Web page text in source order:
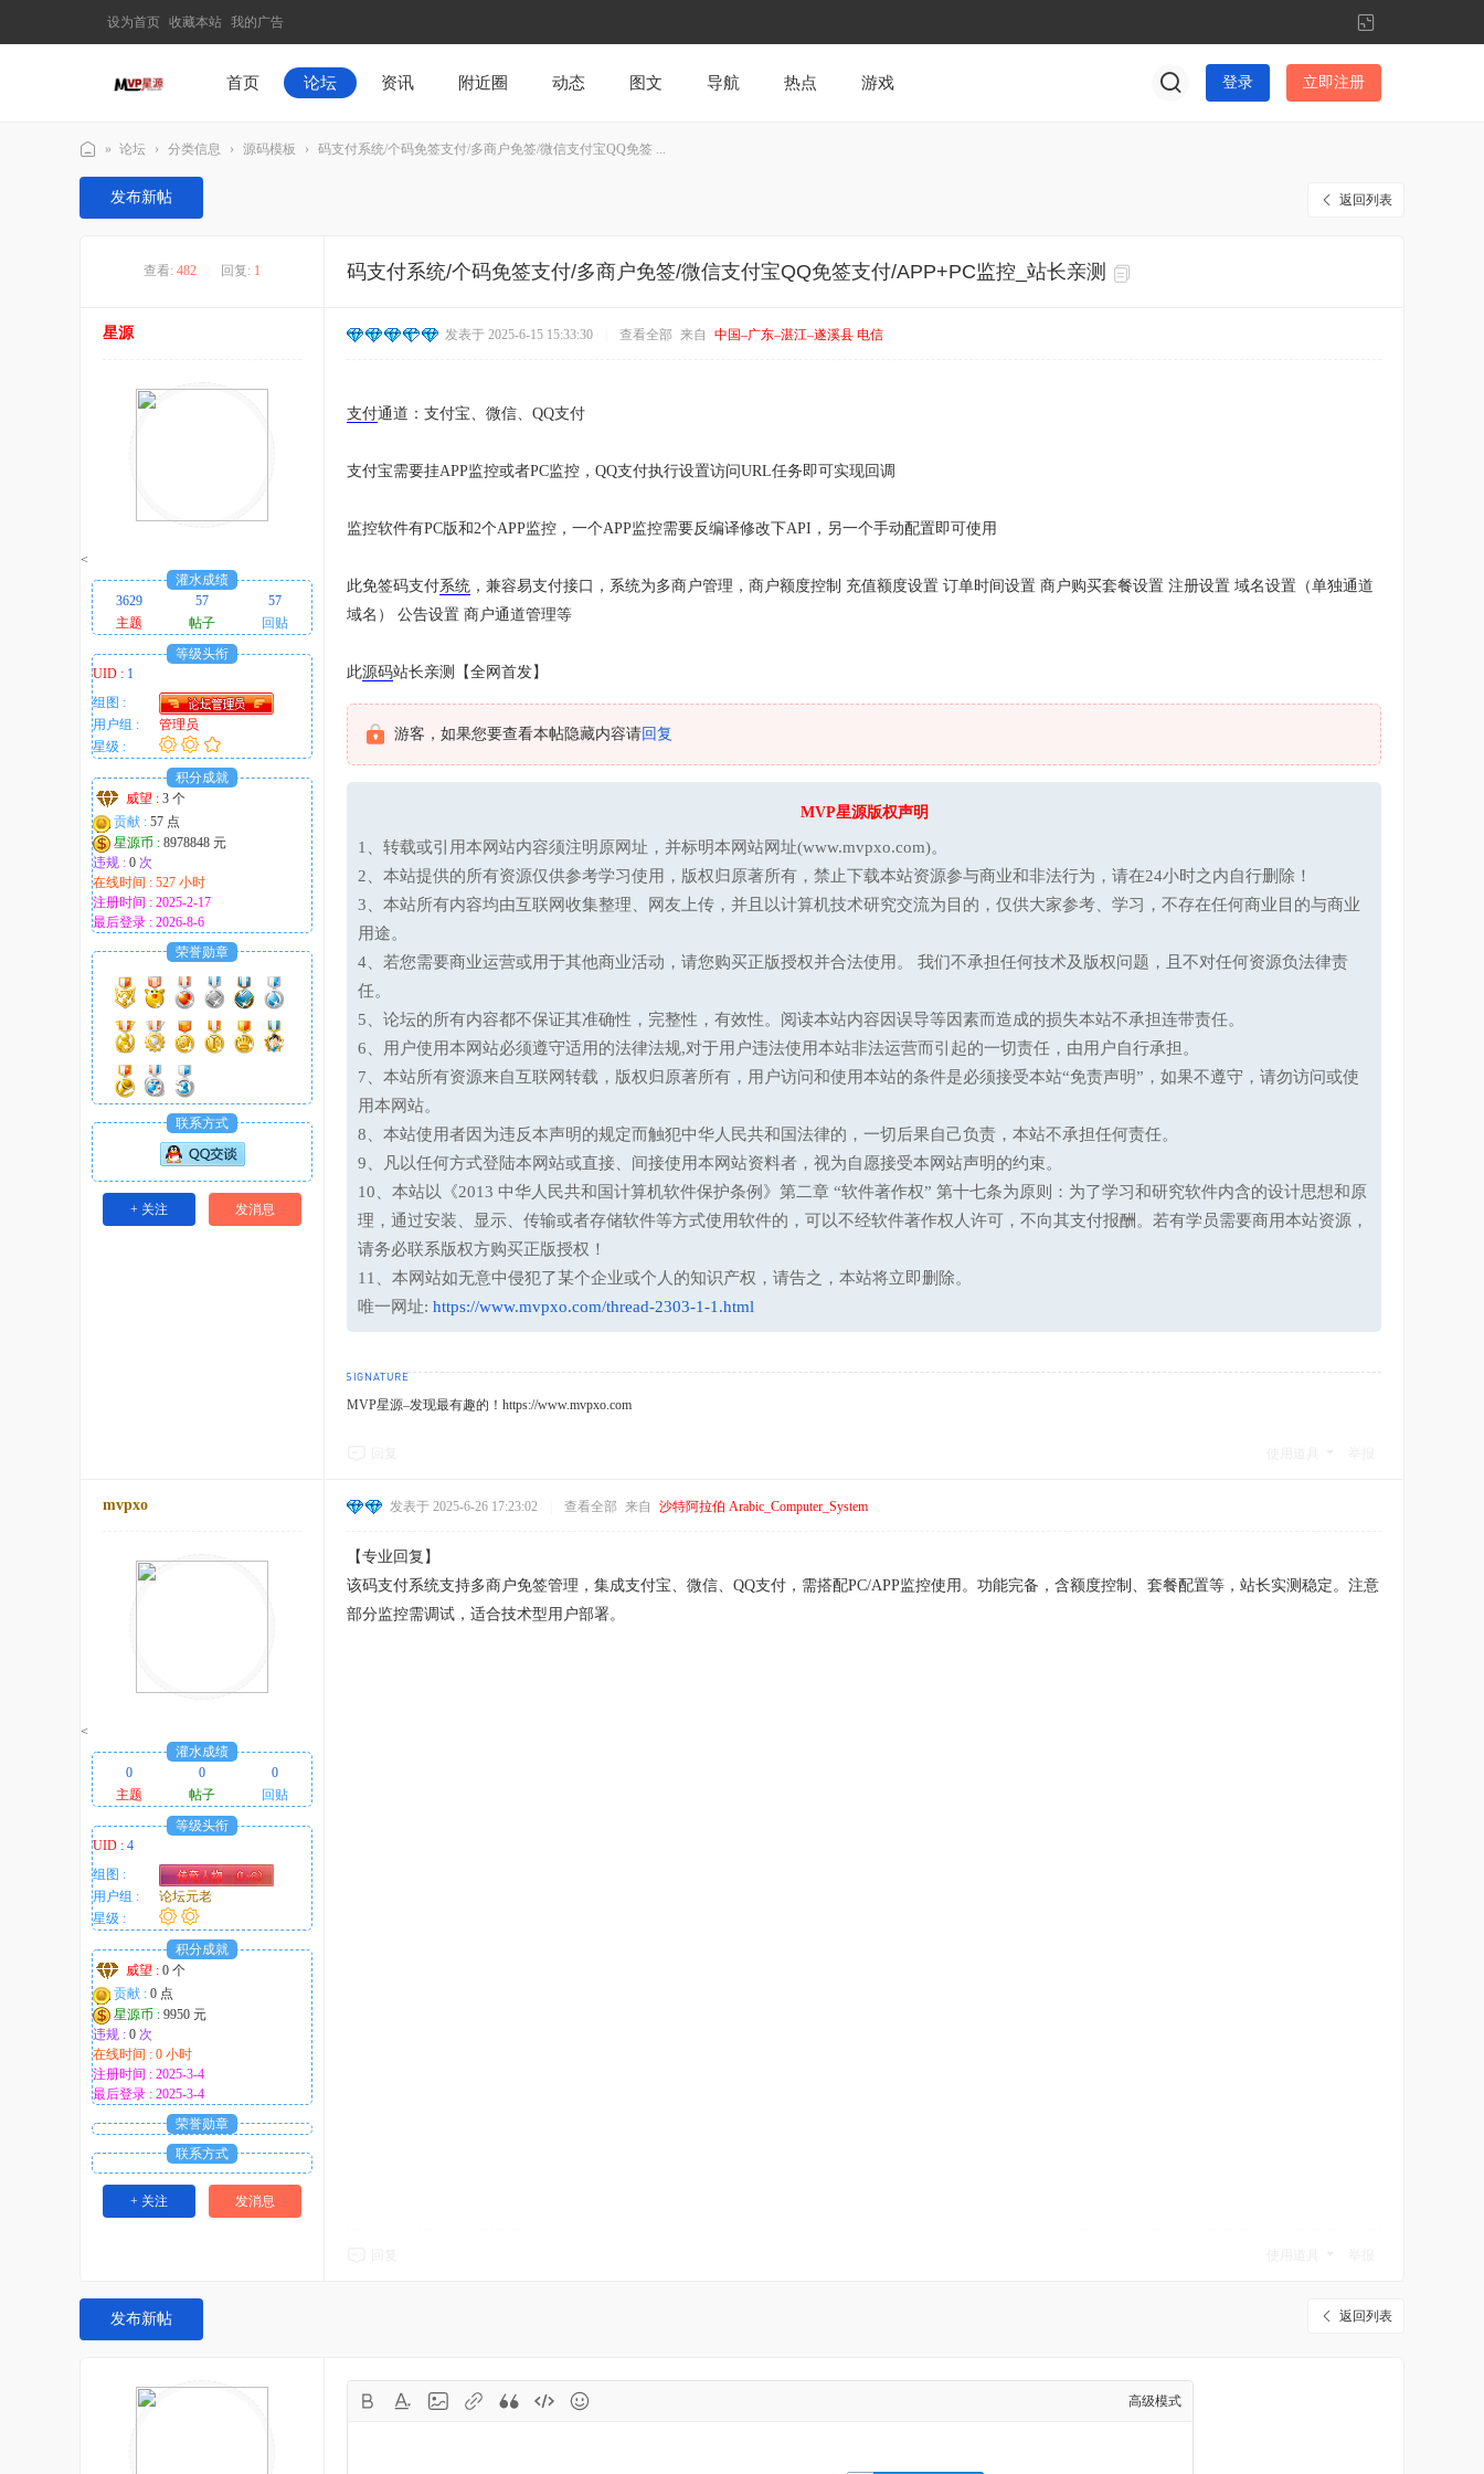
设为首页 收藏本站 我的广告
切
换
到
窄
首页 论坛 资讯 附近圈 动态 图文 导航 热点 游戏 登录 立即注册
M
！
» 论坛 › 分类信息 › 源码模板 › 码支付系统/个码免签支付/多商户免签/微信支付宝QQ免签 ...
返回列表
发布新帖
查看: 482 回复: 1 码支付系统/个码免签支付/多商户免签/微信支付宝QQ免签支付/APP+PC监控_站长亲测
星源
<
灌水成绩
3629
57
57
主题
帖子
回贴
等级头衔
UID : 1
组图 :
用户组 :
管理员
星级 :
积分成就
威望 : 3 个
贡献 : 57 点
星源币 : 8978848 元
违规 : 0 次
在线时间 : 527 小时
注册时间 : 2025-2-17
最后登录 : 2026-8-6
荣誉勋章
联系方式
+ 关注 发消息
发表于 2025-6-15 15:33:30 查看全部 来自 中国–广东–湛江–遂溪县 电信
支付通道：支付宝、微信、QQ支付
支付宝需要挂APP监控或者PC监控，QQ支付执行设置访问URL任务即可实现回调
监控软件有PC版和2个APP监控，一个APP监控需要反编译修改下API，另一个手动配置即可使用
此免签码支付系统 ，兼容易支付接口，系统为多商户管理，商户额度控制 充值额度设置 订单时间设置 商户购买套餐设置 注册设置 域名设置（单独通道
域名） 公告设置 商户通道管理等
此源码站长亲测【全网首发】
游客，如果您要查看本帖隐藏内容请回复
MVP星源版权声明
1、转载或引用本网站内容须注明原网址，并标明本网站网址(www.mvpxo.com)。
2、本站提供的所有资源仅供参考学习使用，版权归原著所有，禁止下载本站资源参与商业和非法行为，请在24小时之内自行删除！
3、本站所有内容均由互联网收集整理、网友上传，并且以计算机技术研究交流为目的，仅供大家参考、学习，不存在任何商业目的与商业
用途。
4、若您需要商业运营或用于其他商业活动，请您购买正版授权并合法使用。 我们不承担任何技术及版权问题，且不对任何资源负法律责
任。
5、论坛的所有内容都不保证其准确性，完整性，有效性。阅读本站内容因误导等因素而造成的损失本站不承担连带责任。
6、用户使用本网站必须遵守适用的法律法规,对于用户违法使用本站非法运营而引起的一切责任，由用户自行承担。
7、本站所有资源来自互联网转载，版权归原著所有，用户访问和使用本站的条件是必须接受本站“免责声明”，如果不遵守，请勿访问或使
用本网站。
8、本站使用者因为违反本声明的规定而触犯中华人民共和国法律的，一切后果自己负责，本站不承担任何责任。
9、凡以任何方式登陆本网站或直接、间接使用本网站资料者，视为自愿接受本网站声明的约束。
10、本站以《2013 中华人民共和国计算机软件保护条例》第二章 “软件著作权” 第十七条为原则：为了学习和研究软件内含的设计思想和原
理，通过安装、显示、传输或者存储软件等方式使用软件的，可以不经软件著作权人许可，不向其支付报酬。若有学员需要商用本站资源，
请务必联系版权方购买正版授权！
11、本网站如无意中侵犯了某个企业或个人的知识产权，请告之，本站将立即删除。
唯一网址: https://www.mvpxo.com/thread-2303-1-1.html
MVP星源–发现最有趣的！https://www.mvpxo.com
mvpxo
<
灌水成绩
0
0
0
主题
帖子
回贴
等级头衔
UID : 4
组图 :
用户组 :
论坛元老
星级 :
积分成就
威望 : 0 个
贡献 : 0 点
星源币 : 9950 元
违规 : 0 次
在线时间 : 0 小时
注册时间 : 2025-3-4
最后登录 : 2025-3-4
荣誉勋章
联系方式
+ 关注 发消息
发表于 2025-6-26 17:23:02 查看全部 来自 沙特阿拉伯 Arabic_Computer_System
【专业回复】
该码支付系统支持多商户免签管理，集成支付宝、微信、QQ支付，需搭配PC/APP监控使用。功能完备，含额度控制、套餐配置等，站长实测稳定。注意
部分监控需调试，适合技术型用户部署。
返回列表
发布新帖
高级模式